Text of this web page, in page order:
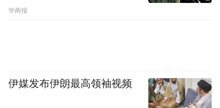
华商报
伊媒发布伊朗最高领袖视频